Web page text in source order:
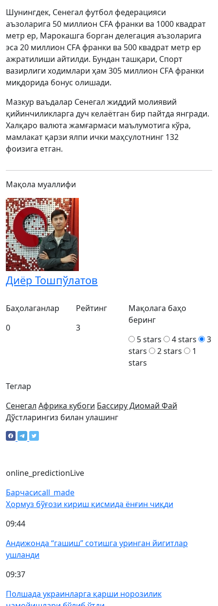
Шунингдек, Сенегал футбол федерацияси
аъзоларига 50 миллион CFA франки ва 1000 квадрат
метр ер, Марокашга борган делегация аъзоларига
эса 20 миллион CFA франки ва 500 квадрат метр ер
ажратилиши айтилди. Бундан ташқари, Спорт
вазирлиги ходимлари ҳам 305 миллион CFA франки
миқдорида бонус олишади.
Мазкур ваъдалар Сенегал жиддий молиявий
қийинчиликларга дуч келаётган бир пайтда янгради.
Халқаро валюта жамғармаси маълумотига кўра,
мамлакат қарзи ялпи ички маҳсулотнинг 132
фоизига етган.
Мақола муаллифи
Диёр Тошпўлатов
Теглар
Сенегал Африка кубоги Бассиру Диомай Фай
Баҳолаганлар
0
Рейтинг
3
Мақолага баҳо
беринг
5 stars
4 stars
3
stars
2 stars
1
stars
Дўстларингиз билан улашинг
online_predictionLive
Барчасиcall_made
Ҳормуз бўғози кириш қисмида ёнғин чиқди
09:44
Андижонда “гашиш” сотишга уринган йигитлар
ушланди
09:37
Полшада украинларга қарши норозилик